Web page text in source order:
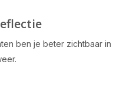
ben je beter zichtbaar